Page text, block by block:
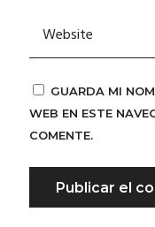
GUARDA MI
WEB EN ESTE
COMENTE.